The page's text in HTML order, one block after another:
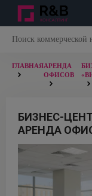
ГЛАВНАЯАРЕНДА
ОФИСОВ
БИЗНЕС-
АРЕНДА